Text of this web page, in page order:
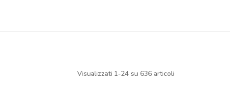
Visualizzati 1-24 su 636 articoli